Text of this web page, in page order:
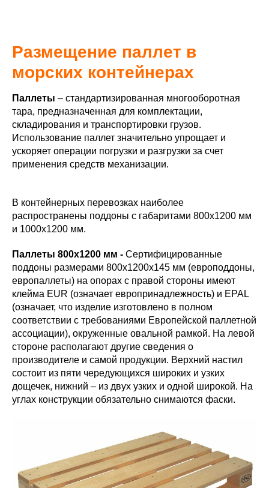
Размещение паллет в
морских контейнерах
Паллеты – стандартизированная многооборотная
тара, предназначенная для комплектации,
складирования и транспортировки грузов.
Использование паллет значительно упрощает и
ускоряет операции погрузки и разгрузки за счет
применения средств механизации.
В контейнерных перевозках наиболее
распространены поддоны с габаритами 800х1200 мм
и 1000х1200 мм.
Паллеты 800х1200 мм - Сертифицированные
поддоны размерами 800х1200х145 мм (европоддоны,
европаллеты) на опорах с правой стороны имеют
клейма EUR (означает европринадлежность) и EPAL
(означает, что изделие изготовлено в полном
соответствии с требованиями Европейской паллетной
ассоциации), окруженные овальной рамкой. На левой
стороне располагают другие сведения о
производителе и самой продукции. Верхний настил
состоит из пяти чередующихся широких и узких
дощечек, нижний – из двух узких и одной широкой. На
углах конструкции обязательно снимаются фаски.